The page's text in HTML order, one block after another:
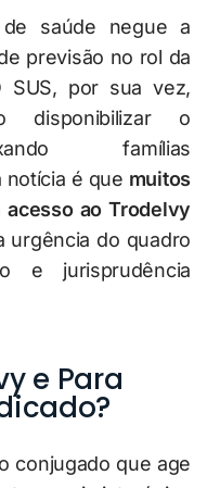
saúde negue a
previsão no rol da
por sua vez,
disponibilizar o
famílias
notícia é que muitos
acesso ao Trodelvy
urgência do quadro
e jurisprudência
e Para
conjugado que age